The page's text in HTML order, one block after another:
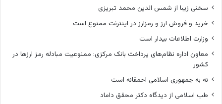
سخنی زیبا از شمس الدین محمد تبریزی
خرید و فروش ارز و رمزارز در اینترنت ممنوع است
وزارت اطلاعات بیدار است
معاون اداره نظام‌های پرداخت بانک مرکزی: ممنوعیت مبادله رمز ارزها در
کشور
نه به جمهوری اسلامی احمقانه است
طب اسلامی از دیدگاه دکتر محقق داماد